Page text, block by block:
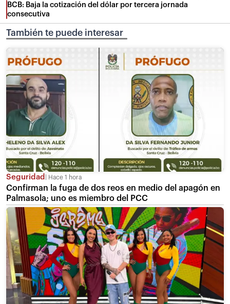
BCB: Baja la cotización del dólar por tercera jornada
consecutiva
También te puede interesar
Seguridad Hace 1 hora
Confirman la fuga de dos reos en medio del apagón en
Palmasola; uno es miembro del PCC